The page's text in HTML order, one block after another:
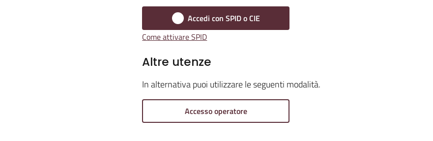
Accedi con SPID o CIE
Come attivare SPID
Altre utenze
In alternativa puoi utilizzare le seguenti modalità.
Accesso operatore